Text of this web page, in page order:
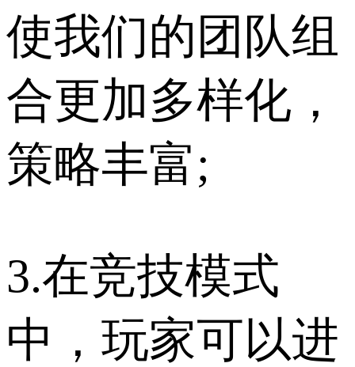
使我们的团队组
合更加多样化，
策略丰富;
3.在竞技模式
中，玩家可以进